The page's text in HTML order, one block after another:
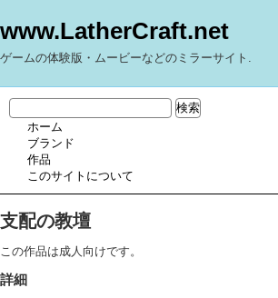
www.LatherCraft.net
ゲームの体験版・ムービーなどのミラーサイト.
ホーム
ブランド
作品
このサイトについて
支配の教壇
この作品は成人向けです。
詳細